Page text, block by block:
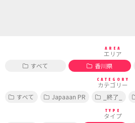
AREA
エリア
すべて
香川県
CATEGORY
カテゴリー
すべて
Japaaan PR _終了_
TYPE
タイプ